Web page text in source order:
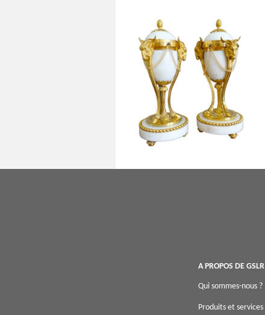
Paire de cassolettes à bougeoirs
renversés en bronze doré et marbre,
style Louis XVI
A PROPOS DE GSLR
Qui sommes-nous ?
Produits et services